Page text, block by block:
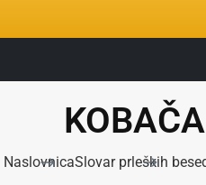
KOBAČA
NaslovnicaSlovar prleških